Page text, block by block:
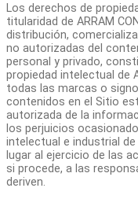
Los derechos de
titularidad de ARRAM
distribución,
no autorizadas del
personal y privado,
propiedad intelectual de
todas las marcas o
contenidos en el Sitio
autorizada de la
los perjuicios
intelectual e industrial de
lugar al ejercicio de las
si procede, a las
deriven.